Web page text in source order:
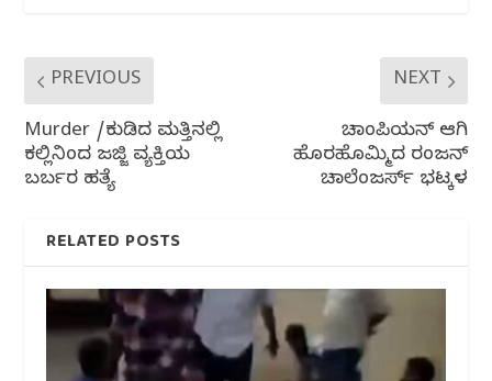
PREVIOUS
Murder /ಕುಡಿದ ಮತ್ತಿನಲ್ಲಿ
ಕಲ್ಲಿನಿಂದ ಜಜ್ಜಿ ವ್ಯಕ್ತಿಯ
ಬರ್ಬರ ಹತ್ಯೆ
NEXT
ಚಾಂಪಿಯನ್ ಆಗಿ
ಹೊರಹೊಮ್ಮಿದ ರಂಜನ್
ಚಾಲೆಂಜರ್ಸ್ ಭಟ್ಕಳ
RELATED POSTS